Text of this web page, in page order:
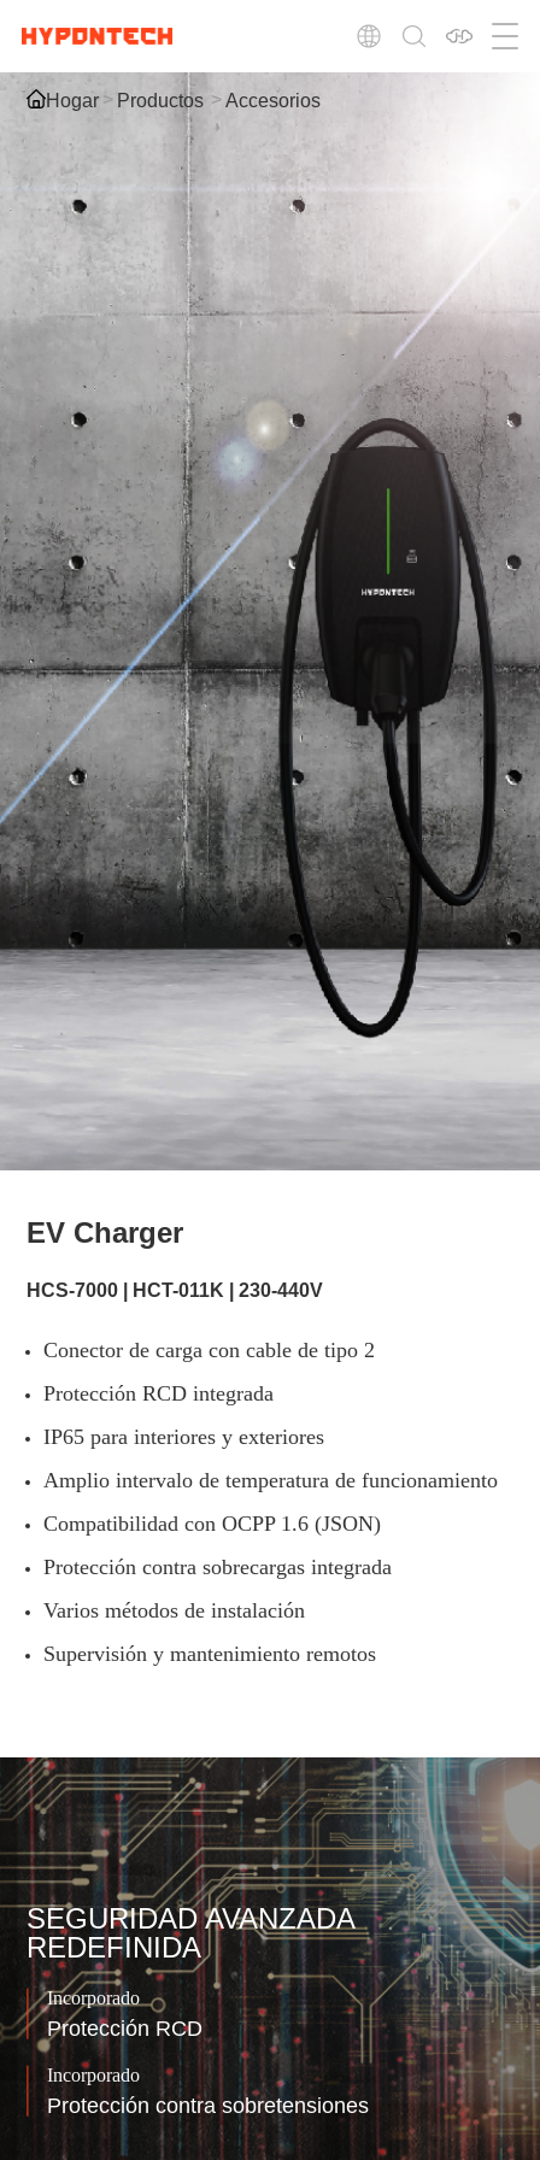
EV Charger
HCS-7000 | HCT-011K | 230-440V
Conector de carga con cable de tipo 2
Protección RCD integrada
IP65 para interiores y exteriores
Amplio intervalo de temperatura de funcionamiento
Compatibilidad con OCPP 1.6 (JSON)
Protección contra sobrecargas integrada
Varios métodos de instalación
Supervisión y mantenimiento remotos
Hogar Productos Accesorios
SEGURIDAD AVANZADA
REDEFINIDA
Incorporado
Protección RCD
Incorporado
Protección contra sobretensiones